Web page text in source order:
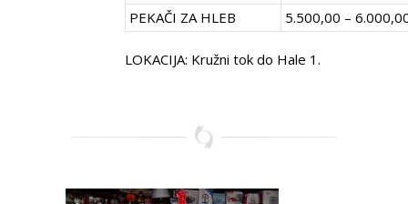
PEKAČI ZA HLEB
5.500,00 –
LOKACIJA: Kružni tok do Hale 1.